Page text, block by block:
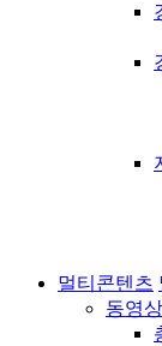
멀티콘텐츠
동영상